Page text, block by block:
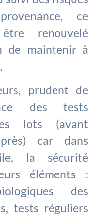
ce
renouvelé
de maintenir à
prudent de
des tests
lots (avant
car dans
la sécurité
éléments :
des
tests réguliers